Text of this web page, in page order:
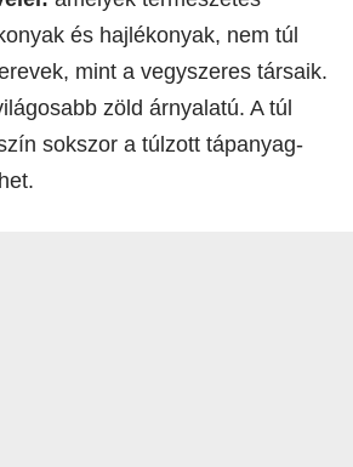
és hajlékonyak, nem túl
mint a vegyszeres társaik.
zöld árnyalatú. A túl
sokszor a túlzott tápanyag-